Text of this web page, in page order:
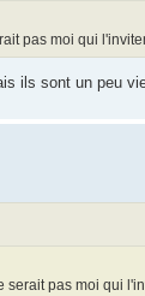
pas moi qui
ils sont un peu
serait pas moi qui